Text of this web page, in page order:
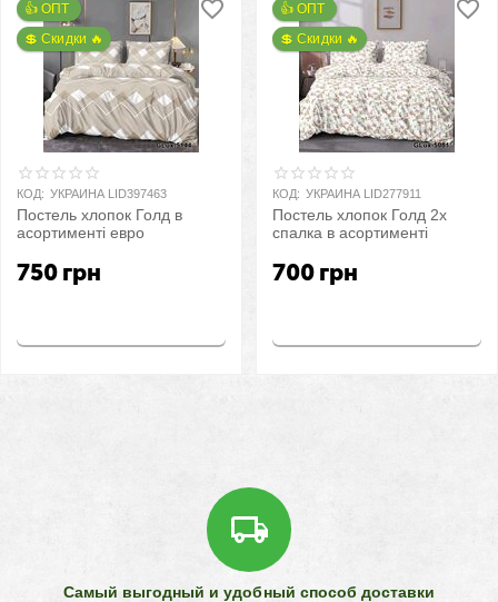
👍 ОПТ
💲 Скидки 🔥
КОД: УКРАИНА LID397463
Постель хлопок Голд в
асортименті евро
750 грн
👍 ОПТ
💲 Скидки 🔥
КОД: УКРАИНА LID277911
Постель хлопок Голд 2х
спалка в асортименті
700 грн
Самый выгодный и удобный способ доставки